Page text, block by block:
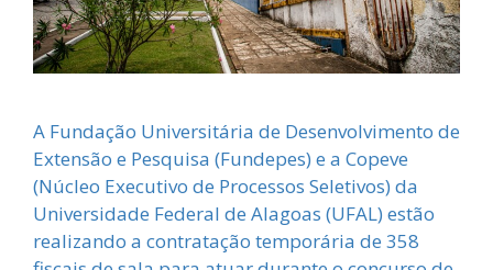
A Fundação Universitária de Desenvolvimento de
Extensão e Pesquisa (Fundepes) e a Copeve
(Núcleo Executivo de Processos Seletivos) da
Universidade Federal de Alagoas (UFAL) estão
realizando a contratação temporária de 358